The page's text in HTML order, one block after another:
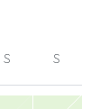
S S